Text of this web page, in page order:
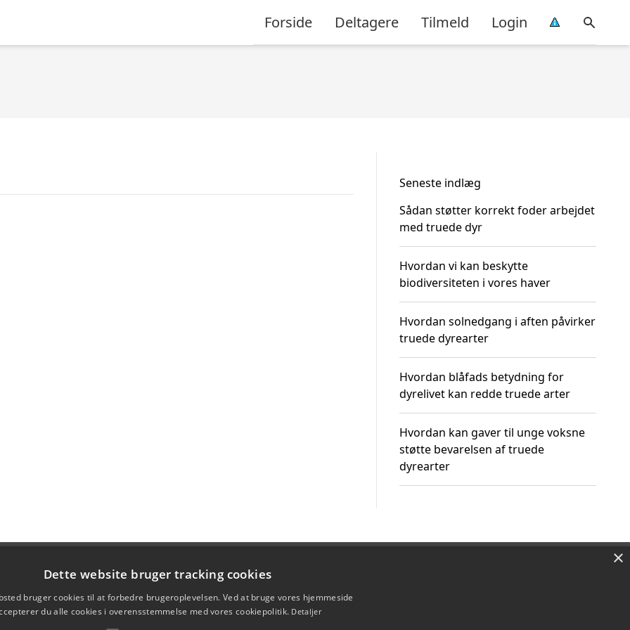
Forside Deltagere Tilmeld Login
Seneste indlæg
Sådan støtter korrekt foder arbejdet
med truede dyr
Hvordan vi kan beskytte
biodiversiteten i vores haver
Hvordan solnedgang i aften påvirker
truede dyrearter
Hvordan blåfads betydning for
dyrelivet kan redde truede arter
Hvordan kan gaver til unge voksne
støtte bevarelsen af truede
dyrearter
×
Dette website bruger tracking cookies
bruger cookies til at forbedre brugeroplevelsen. Ved at bruge vores hjemmeside
du alle cookies i overensstemmelse med vores cookiepolitik. Detaljer